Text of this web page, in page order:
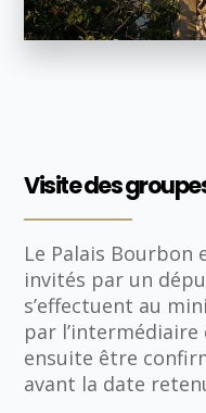
Visite des
Le Palais Bourbon
invités par un
s’effectuent au
par
ensuite être
avant la date